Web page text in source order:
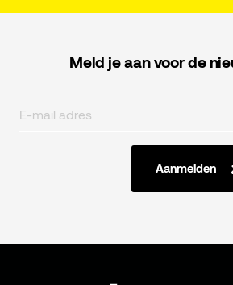
Meld je aan voor de
Aanmelden